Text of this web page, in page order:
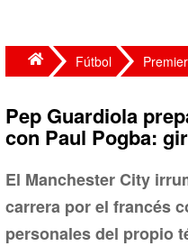
Fútbol
Pep Guardiola
con Paul Pogba:
El Manchester City
carrera por el francés
personales del propio